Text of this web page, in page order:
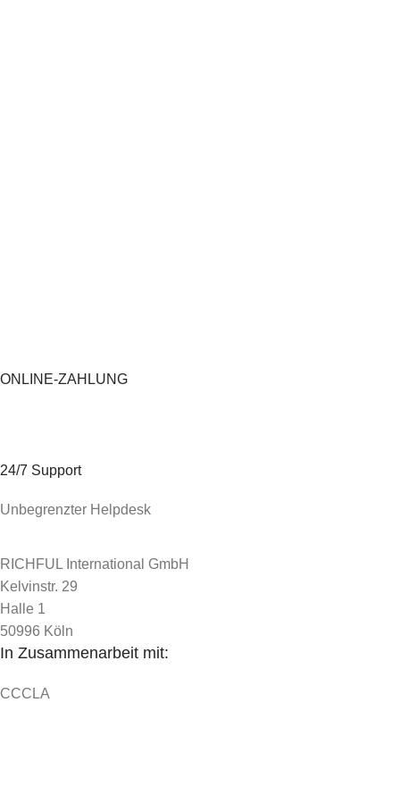
ONLINE-ZAHLUNG
24/7 Support
Unbegrenzter Helpdesk
RICHFUL International GmbH
Kelvinstr. 29
Halle 1
50996 Köln
In Zusammenarbeit mit:
CCCLA